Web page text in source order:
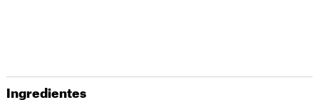
Ingredientes